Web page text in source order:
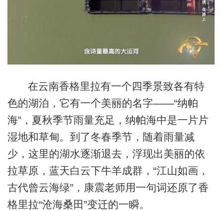
在云南香格里拉有一个四季景致各有特
色的湖泊，它有一个美丽的名字——“纳帕
海”，夏秋季节雨量充足，纳帕海中是一片片
湿地和草甸。到了冬春季节，随着雨量减
少，这里的湖水逐渐退去，浮现出美丽的依
拉草原，蓝天白云下牛羊成群，“江山如画，
古代曾云海绿”，康震老师用一句词还原了香
格里拉“沧海桑田”变迁的一瞬。